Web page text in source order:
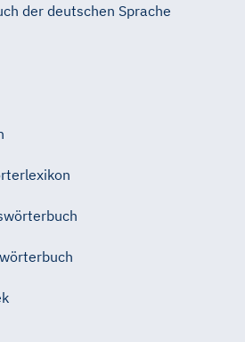
der deutschen Sprache